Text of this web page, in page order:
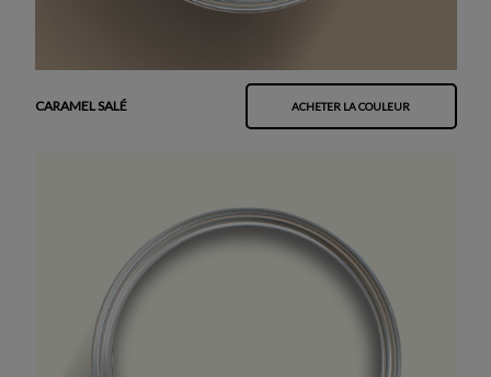
CARAMEL SALÉ ACHETER LA COULEUR